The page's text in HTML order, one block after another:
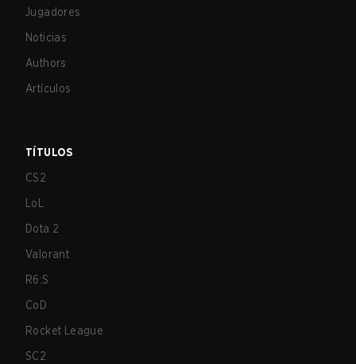
Jugadores
Noticias
Authors
Artículos
TÍTULOS
CS2
LoL
Dota 2
Valorant
R6:S
CoD
Rocket League
SC2